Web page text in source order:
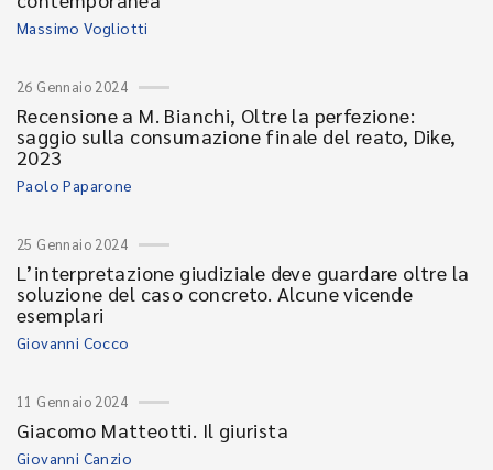
Massimo Vogliotti
26 Gennaio 2024
Recensione a M. Bianchi, Oltre la perfezione:
saggio sulla consumazione finale del reato, Dike,
2023
Paolo Paparone
25 Gennaio 2024
L’interpretazione giudiziale deve guardare oltre la
soluzione del caso concreto. Alcune vicende
esemplari
Giovanni Cocco
11 Gennaio 2024
Giacomo Matteotti. Il giurista
Giovanni Canzio